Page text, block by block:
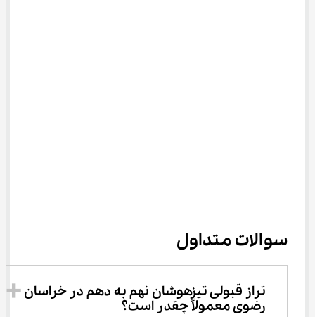
سوالات متداول
تراز قبولی تیزهوشان نهم به دهم در خراسان
رضوی معمولاً چقدر است؟